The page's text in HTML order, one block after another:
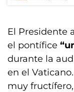
El Presidente
el pontífice
durante la
en el
muy